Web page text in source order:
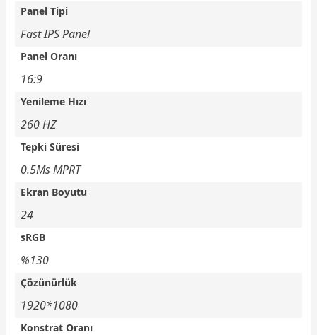
Panel Tipi
Fast IPS Panel
Panel Oranı
16:9
Yenileme Hızı
260 HZ
Tepki Süresi
0.5Ms MPRT
Ekran Boyutu
24
sRGB
%130
Çözünürlük
1920*1080
Konstrat Oranı